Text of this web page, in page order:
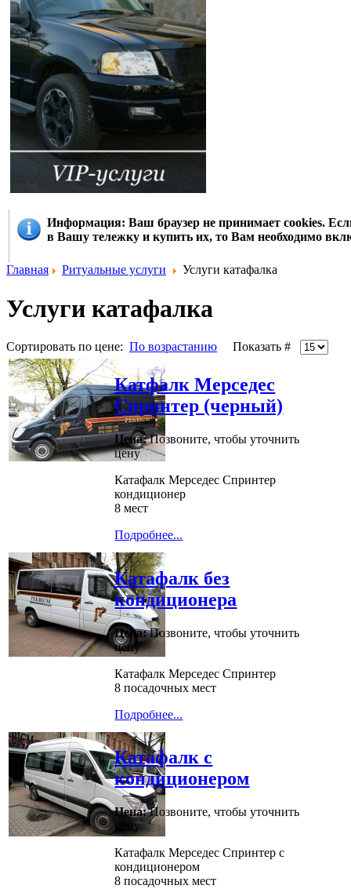
Информация: Ваш браузер не принимает cookies.
в Вашу тележку и купить их, то Вам необходимо
Главная Ритуальные услуги Услуги катафалка
Услуги катафалка
Сортировать по цене: По возрастанию Показать #
Катфалк Мерседес
Спринтер (черный)
Цена:Позвоните, чтобы уточнить
цену
Катафалк Мерседес Спринтер
кондиционер
8 мест
Подробнее...
Катафалк без
кондиционера
Цена:Позвоните, чтобы уточнить
цену
Катафалк Мерседес Спринтер
8 посадочных мест
Подробнее...
Катафалк с
кондиционером
Цена:Позвоните, чтобы уточнить
цену
Катафалк Мерседес Спринтер с
кондиционером
8 посадочных мест